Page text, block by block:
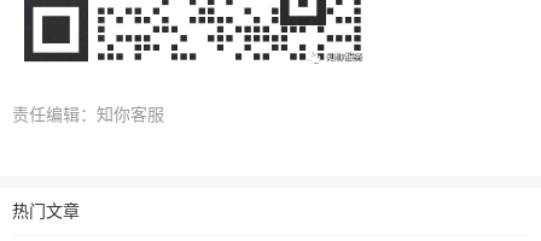
责任编辑：知你客服
热门文章